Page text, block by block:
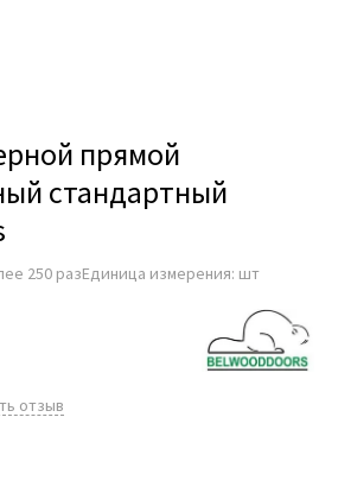
прямой
стандартный
250 разЕдиница измерения: шт
отзыв